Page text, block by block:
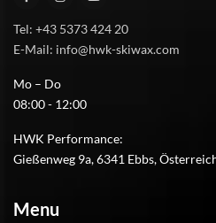
Tel: +43 5373 424 20
E-Mail: info@hwk-skiwax.com
Mo – Do
08:00 - 12:00
HWK Performance:
Gießenweg 9a, 6341 Ebbs,
Menu